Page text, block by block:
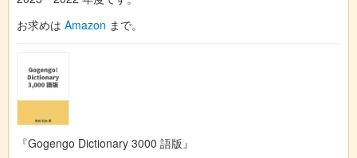
お求めは Amazon まで。
『Gogengo Dictionary 3000 語版』